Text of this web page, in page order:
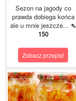
Sezon na jagody co
prawda dobiega końca
ale u mnie jeszcze... ⇖
150
Zobacz przepis!